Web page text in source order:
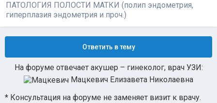
ПАТОЛОГИЯ ПОЛОСТИ МАТКИ (полип эндометрия,
гиперплазия эндометрия и проч.)
Ответить в тему
На форуме отвечает акушер – гинеколог, врач УЗИ:
Мацкевич Елизавета Николаевна
* Консультация на форуме не заменяет визит к врачу.